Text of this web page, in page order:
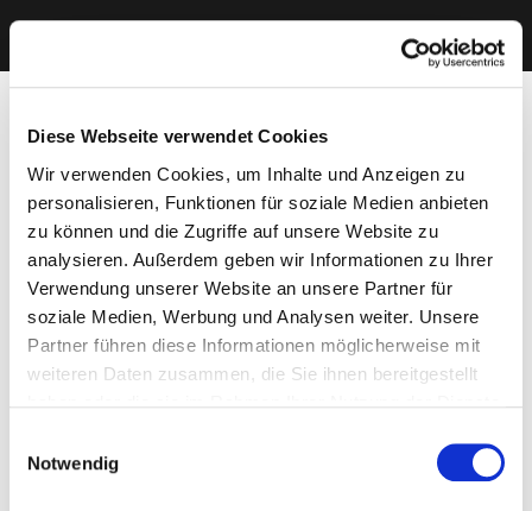
Diese Webseite verwendet Cookies
Wir verwenden Cookies, um Inhalte und Anzeigen zu
personalisieren, Funktionen für soziale Medien anbieten
zu können und die Zugriffe auf unsere Website zu
analysieren. Außerdem geben wir Informationen zu Ihrer
Verwendung unserer Website an unsere Partner für
soziale Medien, Werbung und Analysen weiter. Unsere
Partner führen diese Informationen möglicherweise mit
weiteren Daten zusammen, die Sie ihnen bereitgestellt
Cookies, wenn Sie unsere Webseite weiterhin nutzen.
Notwendig